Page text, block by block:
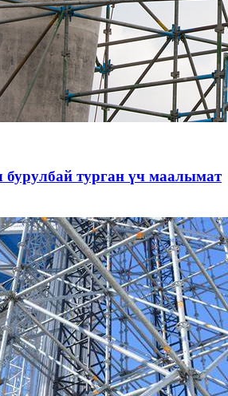
бурулбай турган үч маалымат